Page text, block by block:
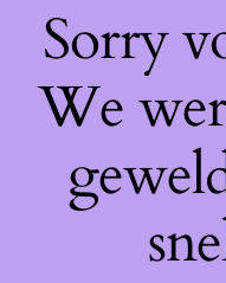
Sorry
We